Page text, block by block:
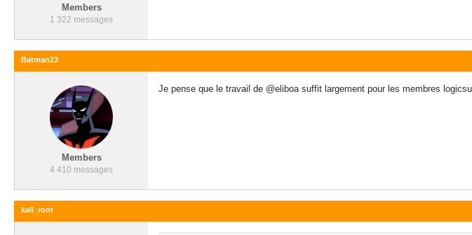
Members
1 322 messages
Batman23
Members
4 410 messages
Je pense que le travail de @eliboa suffit largement pour les membres
kali_root